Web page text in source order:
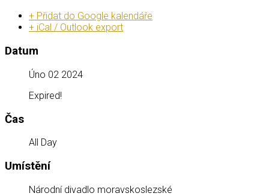
+ Přidat do Google kalendáře
+ iCal / Outlook export
Datum
Úno 02 2024
Expired!
Čas
All Day
Umístění
Národní divadlo moravskoslezské